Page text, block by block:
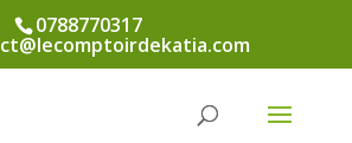
0788770317